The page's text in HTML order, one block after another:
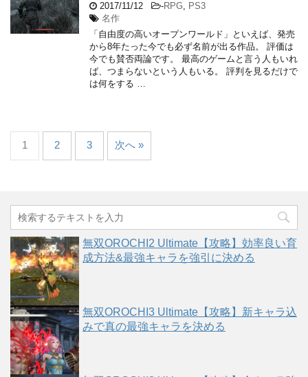
2017/11/12 -RPG
PS3
名作
「自由度の高いオープンワールド」といえば、発売
から8年たった今でも必ず名前が出る作品。 評価は
今でも賛否両論です。 最高のゲームと言う人もいれ
ば、つまらないという人もいる。 評判を見るだけで
は何をする …
1 2 3 次へ »
無双OROCHI2 Ultimate【攻略】効率良い育
成方法&最強キャラを強引に決める
無双OROCHI3 Ultimate【攻略】新キャラ込
みで真の最強キャラを決める